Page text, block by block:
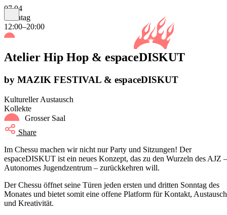
07.04
Sonntag
12:00–20:00
Atelier Hip Hop & espaceDISKUT
by MAZIK FESTIVAL & espaceDISKUT
Kultureller Austausch
Kollekte
Grosser Saal
Share
Im Chessu machen wir nicht nur Party und Sitzungen! Der
espaceDISKUT ist ein neues Konzept, das zu den Wurzeln des AJZ –
Autonomes Jugendzentrum – zurückkehren will.
Der Chessu öffnet seine Türen jeden ersten und dritten Sonntag des
Monates und bietet somit eine offene Platform für Kontakt, Austausch
und Kreativität.